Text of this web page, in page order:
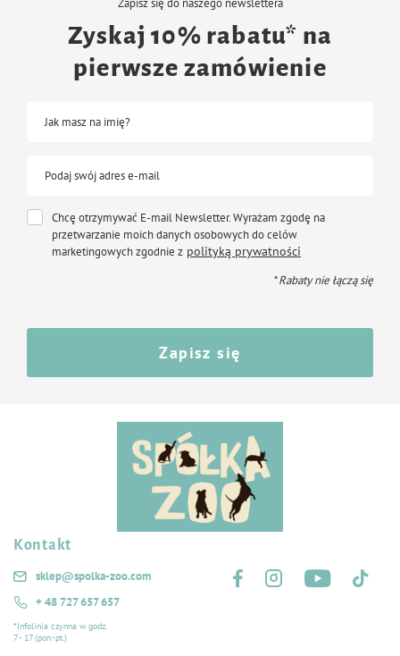
Zapisz się do naszego newslettera
Zyskaj 10% rabatu* na
pierwsze zamówienie
Jak masz na imię?
Podaj swój adres e-mail
Chcę otrzymywać E-mail Newsletter. Wyrażam zgodę na
przetwarzanie moich danych osobowych do celów
marketingowych zgodnie z polityką prywatności
* Rabaty nie łączą się
Zapisz się
Kontakt
sklep@spolka-zoo.com
+ 48 727 657 657
*Infolinia czynna w godz.
7 - 17 (pon.-pt.)